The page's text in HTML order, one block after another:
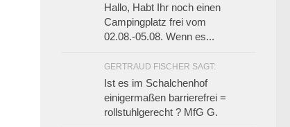
Hallo, Habt Ihr noch einen
Campingplatz frei vom
02.08.-05.08. Wenn es...
GERTRAUD FISCHER SAGT:
Ist es im Schalchenhof
einigermaßen barrierefrei =
rollstuhlgerecht ? MfG G.